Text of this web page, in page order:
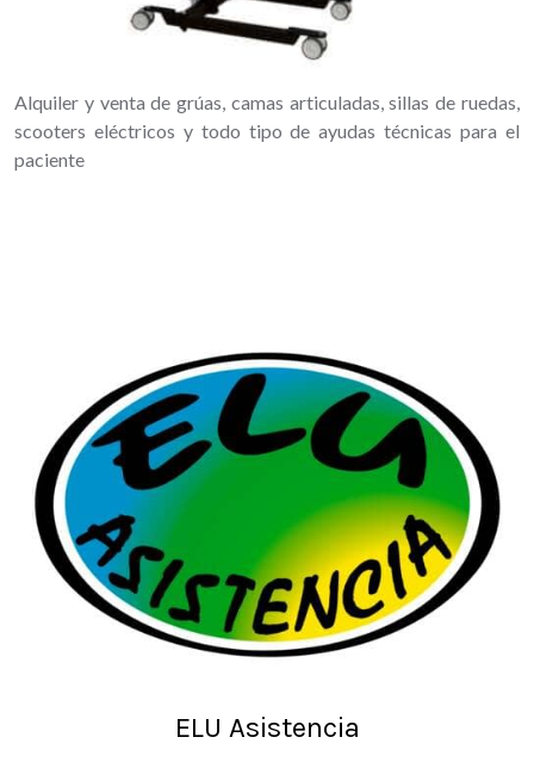
Alquiler y venta de grúas, camas articuladas, sillas de ruedas,
scooters eléctricos y todo tipo de ayudas técnicas para el
paciente
ELU Asistencia